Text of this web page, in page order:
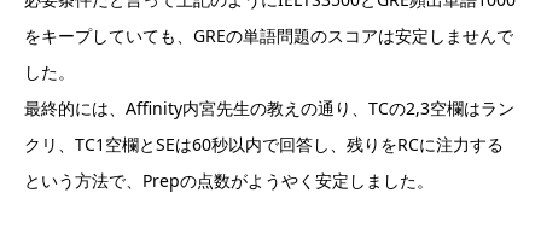
をキープしていても、GREの単語問題のスコアは安定しませんで
した。
最終的には、Affinity内宮先生の教えの通り、TCの2,3空欄はラン
クリ、TC1空欄とSEは60秒以内で回答し、残りをRCに注力する
という方法で、Prepの点数がようやく安定しました。